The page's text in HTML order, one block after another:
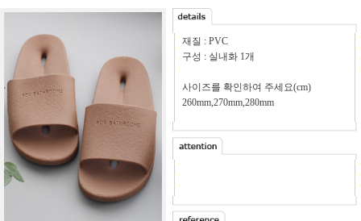
재질 : PVC
구성 : 실내화 1개
사이즈를 확인하여 주세요(cm)
260mm,270mm,280mm